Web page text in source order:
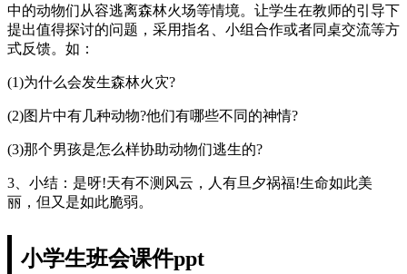
中的动物们从容逃离森林火场等情境。让学生在教师的引导下
提出值得探讨的问题，采用指名、小组合作或者同桌交流等方
式反馈。如：
(1)为什么会发生森林火灾?
(2)图片中有几种动物?他们有哪些不同的神情?
(3)那个男孩是怎么样协助动物们逃生的?
3、小结：是呀!天有不测风云，人有旦夕祸福!生命如此美
丽，但又是如此脆弱。
小学生班会课件ppt